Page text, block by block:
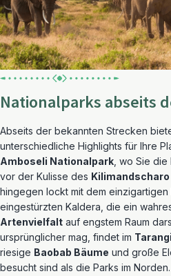
Nationalparks abseits
Abseits der bekannten Strecken
unterschiedliche Highlights für Ihre
Amboseli Nationalpark , wo Sie
vor der Kulisse des Kilimandscharo
hingegen lockt mit dem einzigartigen
eingestürzten Kaldera, die ein
Artenvielfalt auf engstem Raum
ursprünglicher mag, findet im
riesige Baobab Bäume und große
besucht sind als die Parks im